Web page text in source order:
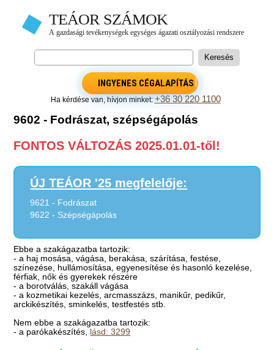
INGYENES CÉGALAPÍTÁS
Ha kérdése van, hívjon minket:+36 30 220 1100
9602 - Fodrászat, szépségápolás
FONTOS VÁLTOZÁS 2025.01.01-től!
ÚJ TEÁOR '25 megfelelője:
9621 - Fodrászat
9622 - Szépségápolás
Ebbe a szakágazatba tartozik:
- a haj mosása, vágása, berakása, szárítása, festése,
színezése, hullámosítása, egyenesítése és hasonló kezelése,
férfiak, nők és gyerekek részére
- a borotválás, szakáll vágása
- a kozmetikai kezelés, arcmasszázs, manikűr, pedikűr,
arckikészítés, sminkelés, testfestés stb.
Nem ebbe a szakágazatba tartozik:
- a parókakészítés, lásd: 3299